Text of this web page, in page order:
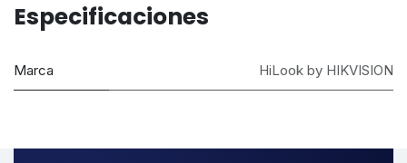
Especificaciones
Marca HiLook by HIKVISION